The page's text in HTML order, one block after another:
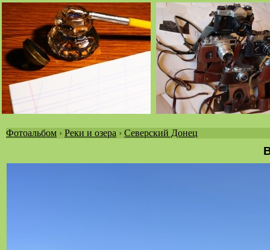
здесь
Фотоальбом › Реки и озера › Северский Донец